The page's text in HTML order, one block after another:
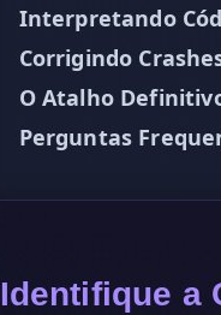
Interpretando
Corrigindo
O Atalho
Perguntas
Identifique a